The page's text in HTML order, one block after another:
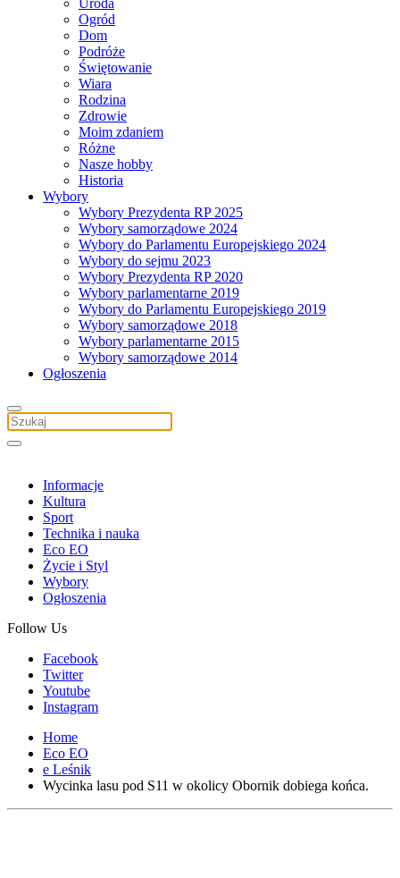
Uroda
Ogród
Dom
Podróże
Świętowanie
Wiara
Rodzina
Zdrowie
Moim zdaniem
Różne
Nasze hobby
Historia
Wybory
Wybory Prezydenta RP 2025
Wybory samorządowe 2024
Wybory do Parlamentu Europejskiego 2024
Wybory do sejmu 2023
Wybory Prezydenta RP 2020
Wybory parlamentarne 2019
Wybory do Parlamentu Europejskiego 2019
Wybory samorządowe 2018
Wybory parlamentarne 2015
Wybory samorządowe 2014
Ogłoszenia
Informacje
Kultura
Sport
Technika i nauka
Eco EO
Życie i Styl
Wybory
Ogłoszenia
Follow Us
Facebook
Twitter
Youtube
Instagram
Home
Eco EO
e Leśnik
Wycinka lasu pod S11 w okolicy Obornik dobiega końca.